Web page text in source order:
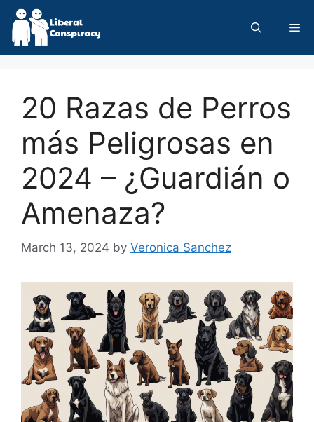
Skip
content
20 Razas de Perros
más Peligrosas en
2024 – ¿Guardián o
Amenaza?
March 13, 2024 by Veronica Sanchez